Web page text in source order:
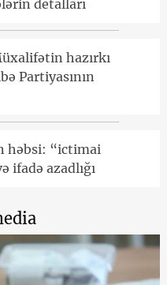
detalları
hazırkı
Partiyasının
həbsi: “ictimai
ifadə azadlığı